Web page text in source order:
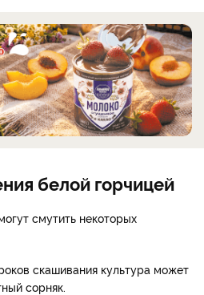
белой горчицей
смутить некоторых
скашивания культура может
сорняк.